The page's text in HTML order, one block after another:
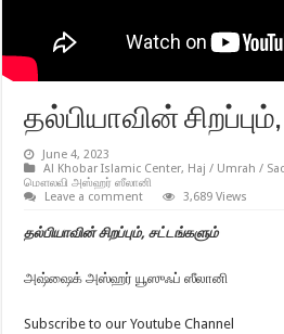
தல்பியாவின்
June 4, 2023
Al Khobar Islamic Center, Haj / Umrah /
மௌலவி அஸ்ஹர் ஸீலானி
Leave a comment
3,689 Views
தல்பியாவின் சிறப்பும், சட்டங்களும்
அஷ்ஷைக் அஸ்ஹர் யூஸுஃப் ஸீலானி
Subscribe to our Youtube Channel